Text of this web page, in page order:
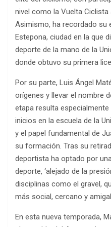
nivel como la Vuelta Ciclista
Asimismo, ha recordado su
Estepona, ciudad en la que
deporte de la mano de la
donde obtuvo su primera
Por su parte, Luis Ángel
orígenes y llevar el nombre
etapa resulta especialmente
inicios en la escuela de la
y el papel fundamental de
su formación. Tras su
deportista ha optado por
deporte, ‘alejado de la
disciplinas como el gravel,
más social, cercano y
En esta nueva temporada,